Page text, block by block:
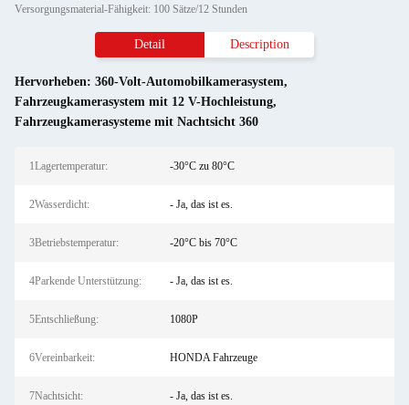
Versorgungsmaterial-Fähigkeit: 100 Sätze/12 Stunden
Detail Description
Hervorheben: 360-Volt-Automobilkamerasystem,
Fahrzeugkamerasystem mit 12 V-Hochleistung,
Fahrzeugkamerasysteme mit Nachtsicht 360
1Lagertemperatur: -30°C zu 80°C
2Wasserdicht: - Ja, das ist es.
3Betriebstemperatur: -20°C bis 70°C
4Parkende Unterstützung: - Ja, das ist es.
5Entschließung: 1080P
6Vereinbarkeit: HONDA Fahrzeuge
7Nachtsicht: - Ja, das ist es.